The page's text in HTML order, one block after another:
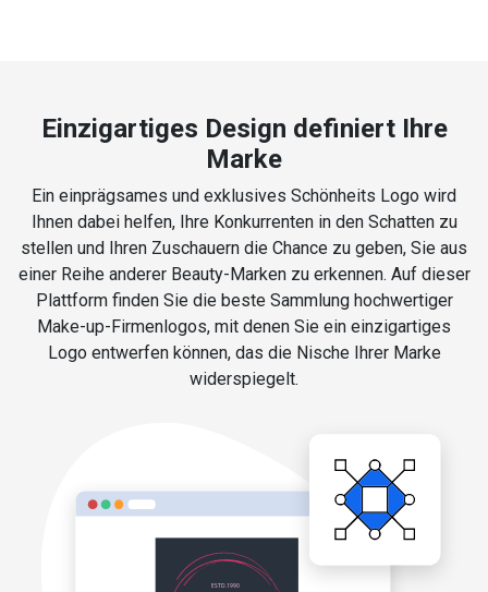
Einzigartiges Design definiert Ihre
Marke
Ein einprägsames und exklusives Schönheits Logo wird
Ihnen dabei helfen, Ihre Konkurrenten in den Schatten zu
stellen und Ihren Zuschauern die Chance zu geben, Sie aus
einer Reihe anderer Beauty-Marken zu erkennen. Auf dieser
Plattform finden Sie die beste Sammlung hochwertiger
Make-up-Firmenlogos, mit denen Sie ein einzigartiges
Logo entwerfen können, das die Nische Ihrer Marke
widerspiegelt.